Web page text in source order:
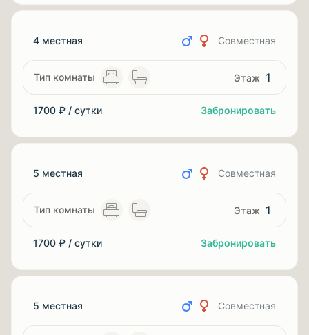
4 местная Совместная
1
1700 ₽ / сутки Забронировать
5 местная Совместная
1
1700 ₽ / сутки Забронировать
5 местная Совместная